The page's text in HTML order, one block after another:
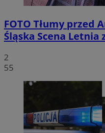
FOTO Tłumy przed
Śląska Scena
2
55